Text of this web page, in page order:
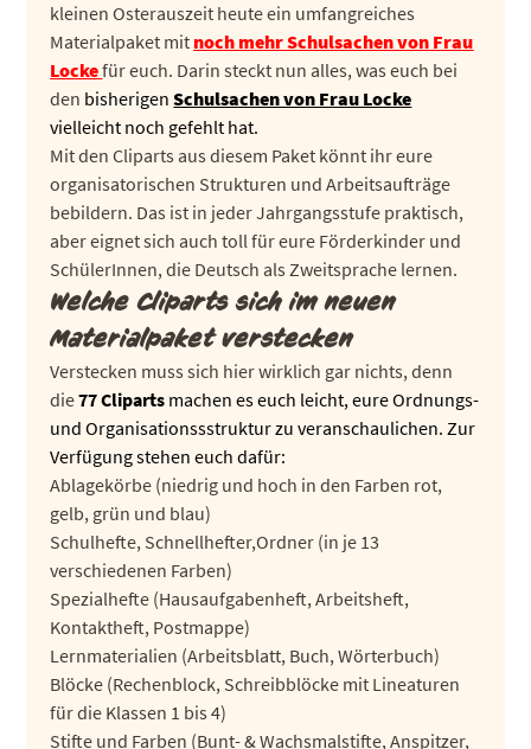
kleinen Osterauszeit heute ein umfangreiches
Materialpaket mit noch mehr Schulsachen von Frau
Lockefür euch. Darin steckt nun alles, was euch bei
den bisherigenSchulsachen von Frau Locke
vielleicht noch gefehlt hat.
Mit den Cliparts aus diesem Paket könnt ihr eure
organisatorischen Strukturen und Arbeitsaufträge
bebildern. Das ist in jeder Jahrgangsstufe praktisch,
aber eignet sich auch toll für eure Förderkinder und
SchülerInnen, die Deutsch als Zweitsprache lernen.
Welche Cliparts sich im neuen
Materialpaket verstecken
Verstecken muss sich hier wirklich gar nichts, denn
die77 Cliparts machen es euch leicht, eure Ordnungs-
und Organisationssstruktur zu veranschaulichen. Zur
Verfügung stehen euch dafür:
Ablagekörbe (niedrig und hoch in den Farben rot,
gelb, grün und blau)
Schulhefte, Schnellhefter,Ordner (in je 13
verschiedenen Farben)
Spezialhefte (Hausaufgabenheft, Arbeitsheft,
Kontaktheft, Postmappe)
Lernmaterialien (Arbeitsblatt, Buch, Wörterbuch)
Blöcke (Rechenblock, Schreibblöcke mit Lineaturen
für die Klassen 1 bis 4)
Stifte und Farben (Bunt- & Wachsmalstifte, Anspitzer,